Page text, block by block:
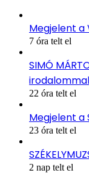
Megjelent a
7 óra telt el
SIMÓ
22 óra telt el
Megjelent a
23 óra telt el
2 nap telt el